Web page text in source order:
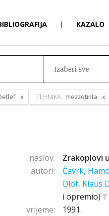
| KAZALO
Izaberi sve
TEHNIKA: mezzotinta
naslov:
Zrakoplovi
autori:
Čavrk, Hamo
Olof, Klaus
i opremio)
vrijeme:
1991.